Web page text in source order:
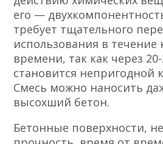
его —
требует тщательного
использования в течение
времени, так как через
становится непригодной
Смесь можно наносить
высохший бетон.
Бетонные поверхности,